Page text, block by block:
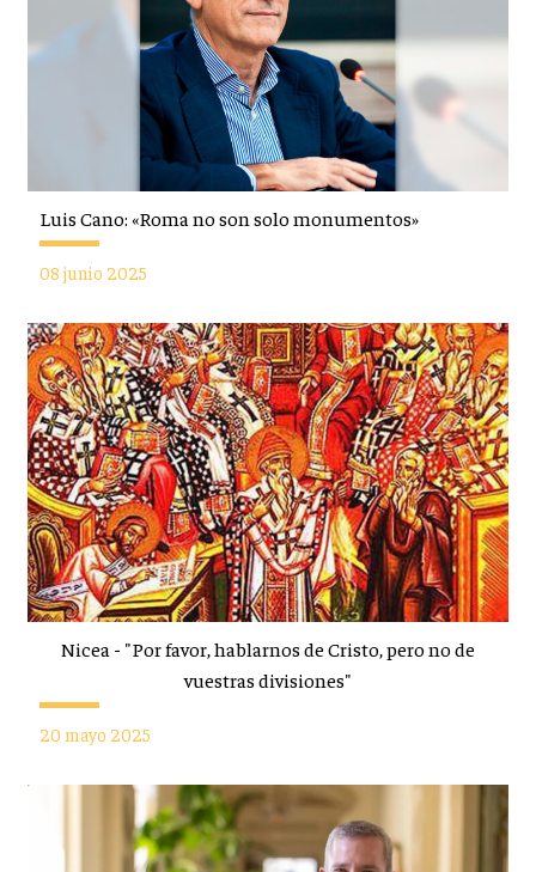
Luis Cano: «Roma no son solo monumentos»
08 junio 2025
Nicea - "Por favor, hablarnos de Cristo, pero no de
vuestras divisiones"
20 mayo 2025